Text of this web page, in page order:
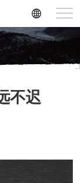
不迟